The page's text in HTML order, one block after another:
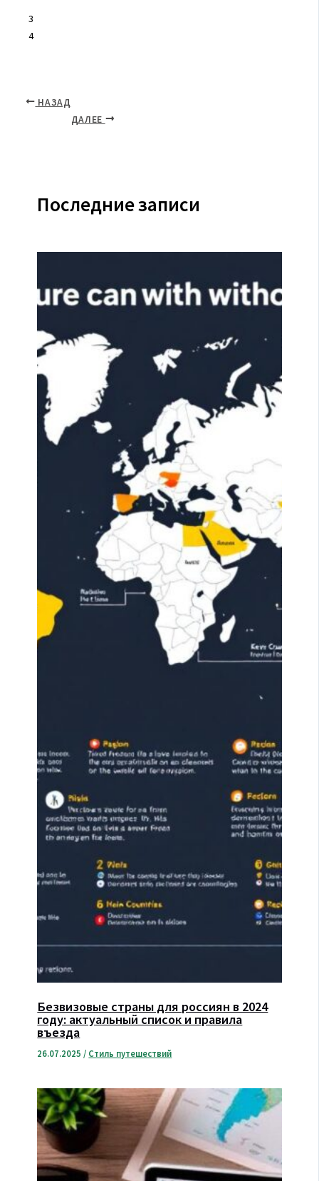
3
4
НАЗАД
ДАЛЕЕ
Последние записи
Безвизовые страны для россиян в 2024
году: актуальный список и правила
въезда
26.07.2025/ Стиль путешествий